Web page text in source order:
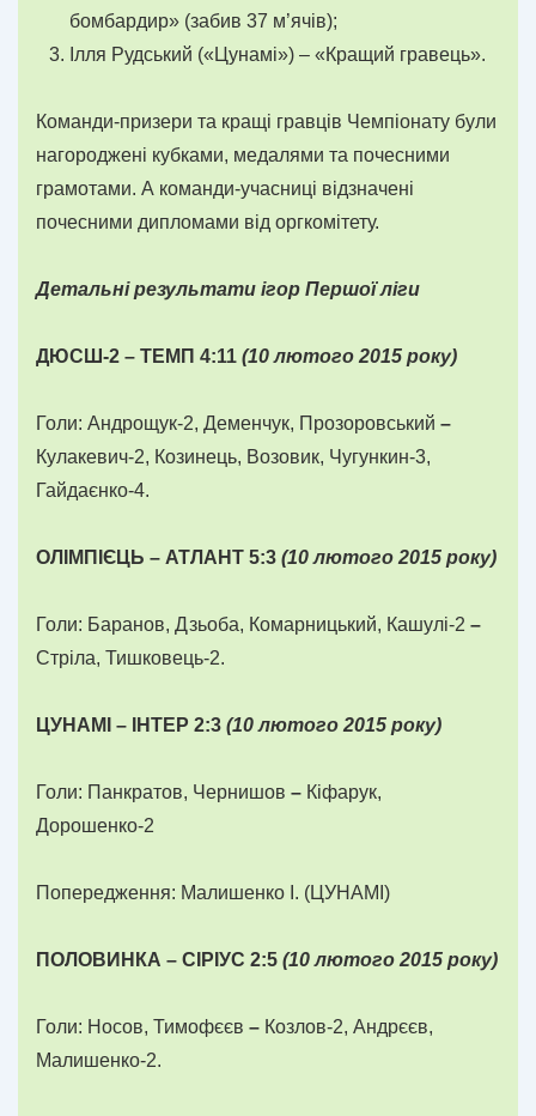
бомбардир» (забив 37 м’ячів);
Ілля Рудський («Цунамі») – «Кращий гравець».
Команди-призери та кращі гравців Чемпіонату були
нагороджені кубками, медалями та почесними
грамотами. А команди-учасниці відзначені
почесними дипломами від оргкомітету.
Детальні результати ігор Першої ліги
ДЮСШ-2 – ТЕМП 4:11 (10лютого2015 року)
Голи: Андрощук-2, Деменчук, Прозоровський –
Кулакевич-2, Козинець, Возовик, Чугункин-3,
Гайдаєнко-4.
ОЛ МП ІЄЦЬ – АТЛАНТ 5:3 (10лютого2015 року)
Голи: Баранов, Дзьоба, Комарницький, Кашулі-2 –
Стріла, Тишковець-2.
ЦУНАМ – НТЕР 2:3 (10лютого2015 року)
Голи: Панкратов, Чернишов – Кіфарук,
Дорошенко-2
Попередження: Малишенко І. (ЦУНАМІ)
ПОЛОВИНКА – С Р УС 2:5 (10лютого2015 року)
Голи: Носов, Тимофєєв – Козлов-2, Андрєєв,
Малишенко-2.